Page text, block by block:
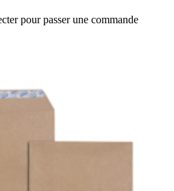
pour passer une commande